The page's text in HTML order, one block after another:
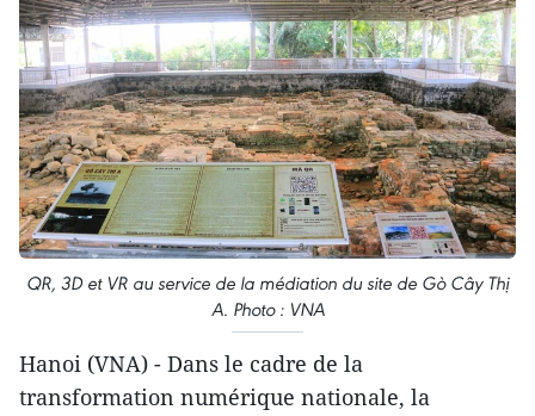
QR, 3D et VR au service de la médiation du site de Gò Cây Thị
A. Photo : VNA
Hanoi (VNA) - Dans le cadre de la
transformation numérique nationale, la